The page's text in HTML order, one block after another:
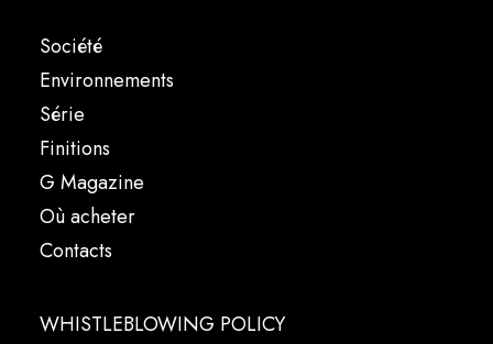
Société
Environnements
Série
Finitions
G Magazine
Où acheter
Contacts
WHISTLEBLOWING POLICY